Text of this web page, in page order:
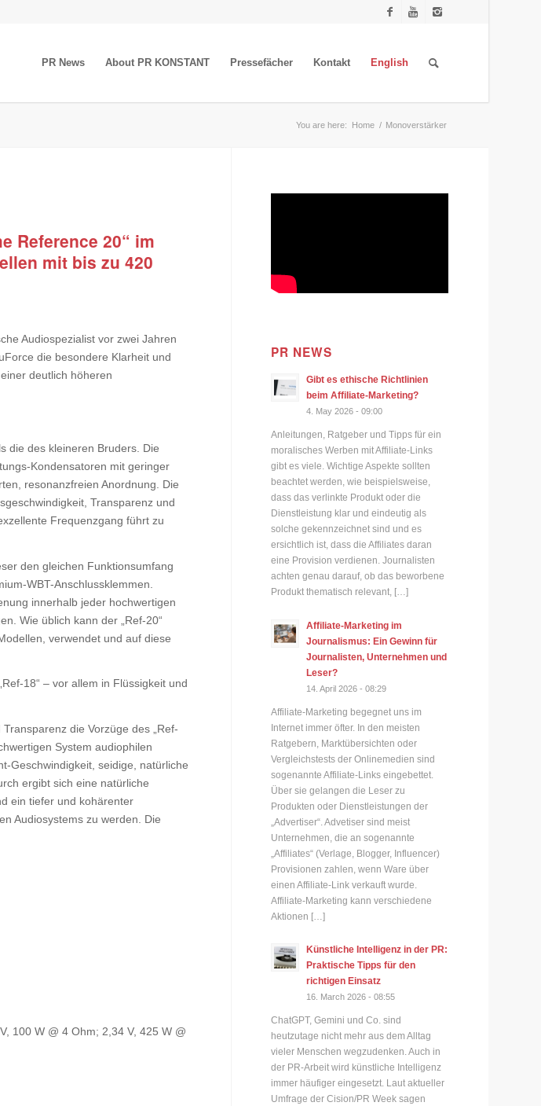
PR News About PR KONSTANT Pressefächer Kontakt English
You are here: Home / Monoverstärker
Reference 20“ im
mit bis zu 420
Audiospezialist vor zwei Jahren
die besondere Klarheit und
deutlich höheren
die des kleineren Bruders. Die
Kondensatoren mit geringer
resonanzfreien Anordnung. Die
Transparenz und
Frequenzgang führt zu
den gleichen Funktionsumfang
WBT-Anschlussklemmen.
innerhalb jeder hochwertigen
Wie üblich kann der „Ref-20“
verwendet und auf diese
18“ – vor allem in Flüssigkeit und
die Vorzüge des „Ref-
System audiophilen
Geschwindigkeit, seidige, natürliche
ergibt sich eine natürliche
ein tiefer und kohärenter
Audiosystems zu werden. Die
100 W @ 4 Ohm; 2,34 V, 425 W @
PR NEWS
Gibt es ethische Richtlinien
beim Affiliate-Marketing?
4. May 2026 - 09:00
Anleitungen, Ratgeber und Tipps für ein
moralisches Werben mit Affiliate-Links
gibt es viele. Wichtige Aspekte sollten
beachtet werden, wie beispielsweise,
dass das verlinkte Produkt oder die
Dienstleistung klar und eindeutig als
solche gekennzeichnet sind und es
ersichtlich ist, dass die Affiliates daran
eine Provision verdienen. Journalisten
achten genau darauf, ob das beworbene
Produkt thematisch relevant, […]
Affiliate-Marketing im
Journalismus: Ein Gewinn für
Journalisten, Unternehmen und
Leser?
14. April 2026 - 08:29
Affiliate-Marketing begegnet uns im
Internet immer öfter. In den meisten
Ratgebern, Marktübersichten oder
Vergleichstests der Onlinemedien sind
sogenannte Affiliate-Links eingebettet.
Über sie gelangen die Leser zu
Produkten oder Dienstleistungen der
„Advertiser“. Advetiser sind meist
Unternehmen, die an sogenannte
„Affiliates“ (Verlage, Blogger, Influencer)
Provisionen zahlen, wenn Ware über
einen Affiliate-Link verkauft wurde.
Affiliate-Marketing kann verschiedene
Aktionen […]
Künstliche Intelligenz in der PR:
Praktische Tipps für den
richtigen Einsatz
16. March 2026 - 08:55
ChatGPT, Gemini und Co. sind
heutzutage nicht mehr aus dem Alltag
vieler Menschen wegzudenken. Auch in
der PR-Arbeit wird künstliche Intelligenz
immer häufiger eingesetzt. Laut aktueller
Umfrage der Cision/PR Week sagen